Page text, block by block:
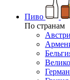
Пиво
По странам